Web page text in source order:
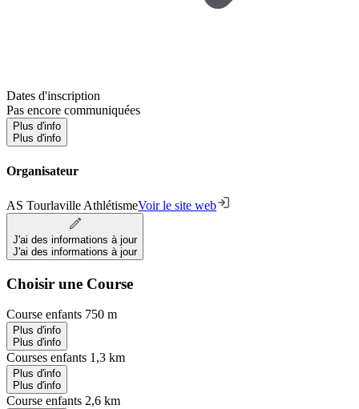
Dates d'inscription
Pas encore communiquées
Plus d'info
Plus d'info
Organisateur
AS Tourlaville AthlétismeVoir le site web
J'ai des informations à jour
J'ai des informations à jour
Choisir une Course
Course enfants 750 m
Plus d'info
Plus d'info
Courses enfants 1,3 km
Plus d'info
Plus d'info
Course enfants 2,6 km